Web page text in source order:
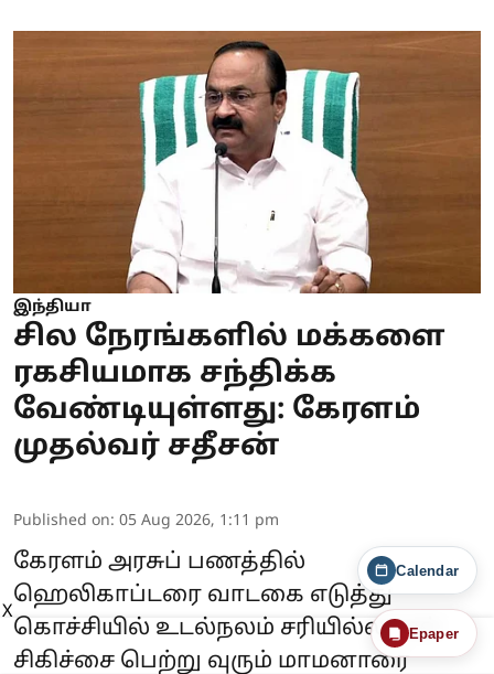
இந்தியா
சில நேரங்களில் மக்களை
ரகசியமாக சந்திக்க
வேண்டியுள்ளது: கேரளம்
முதல்வர் சதீசன்
Published on: 05 Aug 2026, 1:11 pm
கேரளம் அரசுப் பணத்தில்
ஹெலிகாப்டரை வாடகை எடுத்து
கொச்சியில் உடல்நலம் சரியில்லாமல்
சிகிச்சை பெற்று வுரும் மாமனாரை
Calendar
Epaper
X